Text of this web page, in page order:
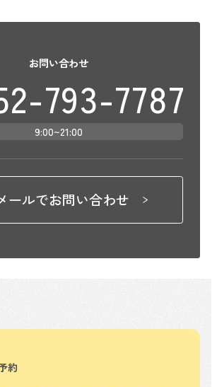
お問い合わせ
793-7787
9:00~21:00
ールでお問い合わせ
約